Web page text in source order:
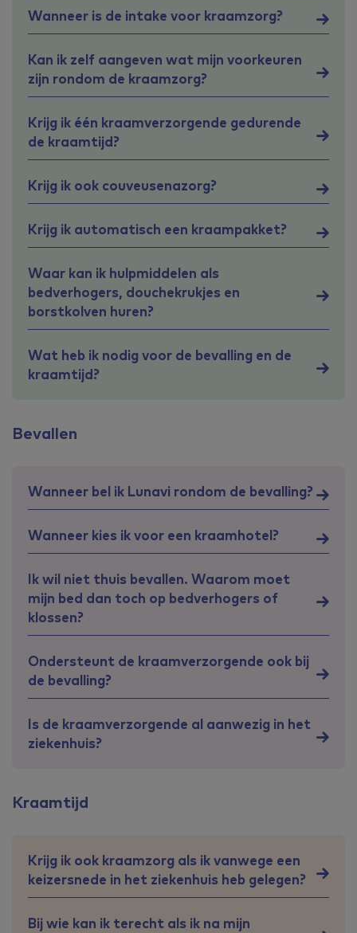
Wanneer is de intake voor kraamzorg?
Kan ik zelf aangeven wat mijn voorkeuren
zijn rondom de kraamzorg?
Krijg ik één kraamverzorgende gedurende
de kraamtijd?
Krijg ik ook couveusenazorg?
Krijg ik automatisch een kraampakket?
Waar kan ik hulpmiddelen als
bedverhogers, douchekrukjes en
borstkolven huren?
Wat heb ik nodig voor de bevalling en de
kraamtijd?
Bevallen
Wanneer bel ik Lunavi rondom de bevalling?
Wanneer kies ik voor een kraamhotel?
Ik wil niet thuis bevallen. Waarom moet
mijn bed dan toch op bedverhogers of
klossen?
Ondersteunt de kraamverzorgende ook bij
de bevalling?
Is de kraamverzorgende al aanwezig in het
ziekenhuis?
Kraamtijd
Krijg ik ook kraamzorg als ik vanwege een
keizersnede in het ziekenhuis heb gelegen?
Bij wie kan ik terecht als ik na mijn